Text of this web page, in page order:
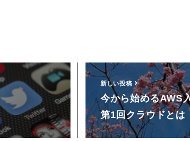
新しい投稿
今から始めるAWS
第1回クラウドとは